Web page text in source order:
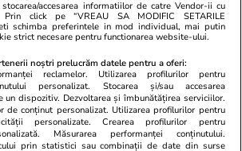
ascund, e cuplul
România! A ieșit
ei, iar lui i-a
mâna în cap!
fericiți! Că frumoși
Cum arată
ce și-a
purtat
să nu sperii
accesarea informatiilor de catre Vendor-ii cu
Prin click pe “VREAU SA MODIFIC SETARILE
schimba preferintele in mod individual, mai putin
strict necesare pentru functionarea website-ului.
noștri prelucrăm datele pentru a oferi:
reclamelor. Utilizarea profilurilor pentru
personalizat. Stocarea și/sau accesarea
un dispozitiv. Dezvoltarea și îmbunătățirea serviciilor.
de conținut personalizat. Utilizarea profilurilor pentru
personalizate. Crearea profilurilor pentru
Măsurarea performanței conținutului.
prin statistici sau combinații de date din surse